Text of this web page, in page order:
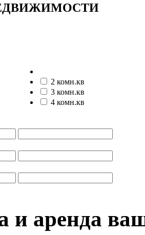
2 комн.кв
3 комн.кв
4 комн.кв
и аренда